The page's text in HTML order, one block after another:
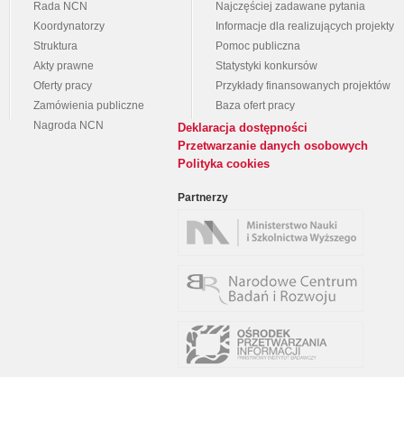
Rada NCN
Koordynatorzy
Struktura
Akty prawne
Oferty pracy
Zamówienia publiczne
Nagroda NCN
Najczęściej zadawane pytania
Informacje dla realizujących projekty
Pomoc publiczna
Statystyki konkursów
Przykłady finansowanych projektów
Baza ofert pracy
Deklaracja dostępności
Przetwarzanie danych osobowych
Polityka cookies
Partnerzy